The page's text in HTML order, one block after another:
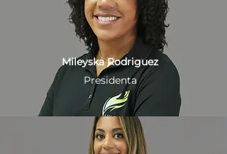
Mileyska Rodriguez
Presidenta